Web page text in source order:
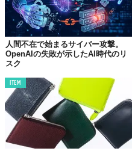
人間不在で始まるサイバー攻撃。
OpenAIの失敗が示したAI時代のリ
スク
ITEM